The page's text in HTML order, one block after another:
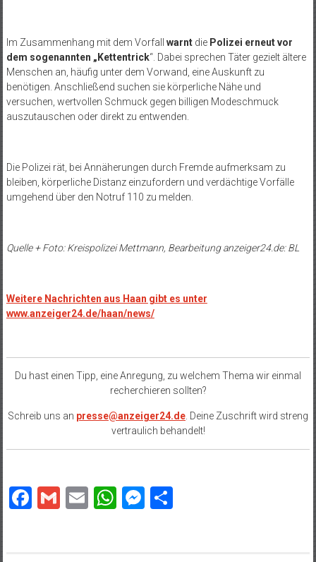
Im Zusammenhang mit dem Vorfall warntdie Polizei erneut vor
dem sogenannten „Kettentrick“. Dabei sprechen Täter gezielt ältere
Menschen an, häufig unter dem Vorwand, eine Auskunft zu
benötigen. Anschließend suchen sie körperliche Nähe und
versuchen, wertvollen Schmuck gegen billigen Modeschmuck
auszutauschen oder direkt zu entwenden.
Die Polizei rät, bei Annäherungen durch Fremde aufmerksam zu
bleiben, körperliche Distanz einzufordern und verdächtige Vorfälle
umgehend über den Notruf 110 zu melden.
Quelle + Foto: Kreispolizei Mettmann, Bearbeitung anzeiger24.de: BL
Weitere Nachrichten aus Haan gibt es unter
www.anzeiger24.de/haan/news/
Du hast einen Tipp, eine Anregung, zu welchem Thema wir einmal
recherchieren sollten?
Schreib uns an presse@anzeiger24.de. Deine Zuschrift wird streng
vertraulich behandelt!
Facebook
Gmail
EmailWhatsApp
Messenger
Teilen